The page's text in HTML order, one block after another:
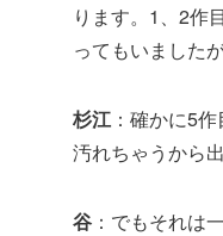
ります。1、2作
ってもいました
杉江：確かに5
汚れちゃうから
谷 ：でもそれは